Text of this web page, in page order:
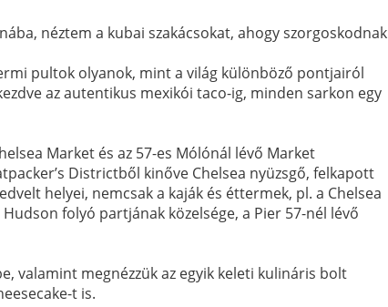
néztem a kubai szakácsokat, ahogy szorgoskodnak
pultok olyanok, mint a világ különböző pontjairól
az autentikus mexikói taco-ig, minden sarkon egy
Market és az 57-es Mólónál lévő Market
Districtből kinőve Chelsea nyüzsgő, felkapott
helyei, nemcsak a kaják és éttermek, pl. a Chelsea
folyó partjának közelsége, a Pier 57-nél lévő
valamint megnézzük az egyik keleti kulináris bolt
t is.